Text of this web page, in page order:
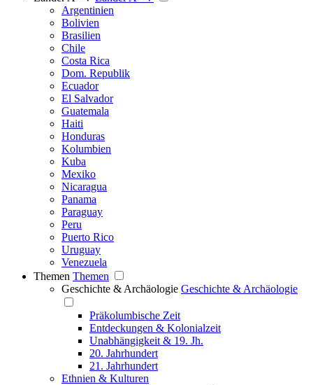
Argentinien
Bolivien
Brasilien
Chile
Costa Rica
Dom. Republik
Ecuador
El Salvador
Guatemala
Haiti
Honduras
Kolumbien
Kuba
Mexiko
Nicaragua
Panama
Paraguay
Peru
Puerto Rico
Uruguay
Venezuela
Themen Themen
Geschichte & Archäologie Geschichte & Archäologie
Präkolumbische Zeit
Entdeckungen & Kolonialzeit
Unabhängigkeit & 19. Jh.
20. Jahrhundert
21. Jahrhundert
Ethnien & Kulturen